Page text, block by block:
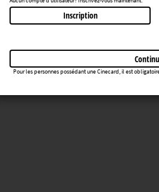
Inscription
Pour les personnes possédant une Cinecard, il est